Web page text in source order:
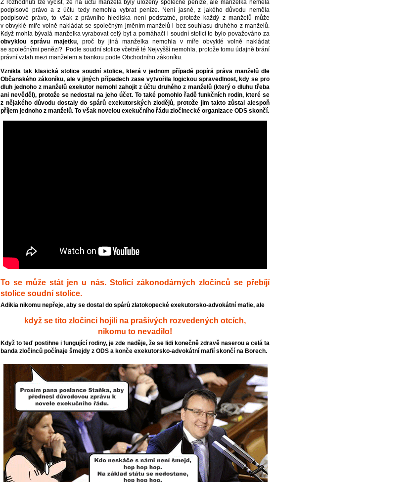
Z rozhodnutí lze vyčíst, že na účtu manžela byly uloženy společné peníze, ale manželka neměla
podpisové právo a z účtu tedy nemohla vybrat peníze. Není jasné, z jakého důvodu neměla
podpisové právo, to však z právního hlediska není podstatné, protože každý z manželů může
v obvyklé míře volně nakládat se společným jměním manželů i bez souhlasu druhého z manželů.
Když mohla bývalá manželka vyrabovat celý byt a pomáhači i soudní stolicí to bylo považováno za
obvyklou správu majetku , proč by jiná manželka nemohla v míře obvyklé volně nakládat
se společnými penězi? Podle soudní stolice včetně té Nejvyšší nemohla, protože tomu údajně brání
právní vztah mezi manželem a bankou podle Obchodního zákoníku.
Vznikla tak klasická stolice soudní stolice, která v jednom případě popírá práva manželů dle
Občanského zákoníku, ale v jiných případech zase vytvořila logickou spravedlnost, kdy se pro
dluh jednoho z manželů exekutor nemohl zahojit z účtu druhého z manželů (který o dluhu třeba
ani nevěděl), protože se nedostal na jeho účet. To také pomohlo řadě funkčních rodin, které se
z nějakého důvodu dostaly do spárů exekutorských zlodějů, protože jim takto zůstal alespoň
příjem jednoho z manželů. To však novelou exekučního řádu zločinecké organizace ODS skončí.
To se může stát jen u nás. Stolicí zákonodárných zločinců se přebíjí
stolice soudní stolice.
Adikia nikomu nepřeje, aby se dostal do spárů zlatokopecké exekutorsko-advokátní mafie, ale
když se tito zločinci hojili na prašivých rozvedených otcích,
nikomu to nevadilo!
Když to teď postihne i fungující rodiny, je zde naděje, že se lidi konečně zdravě naserou a celá ta
banda zločinců počínaje šmejdy z ODS a konče exekutorsko-advokátní mafií skončí na Borech.